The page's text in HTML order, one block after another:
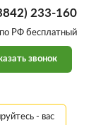
- вас
233-160
РФ бесплатный
звонок